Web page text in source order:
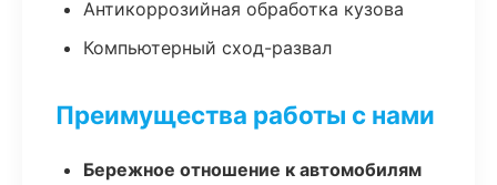
Антикоррозийная обработка кузова
Компьютерный сход-развал
Преимущества работы с нами
Бережное отношение к автомобилям